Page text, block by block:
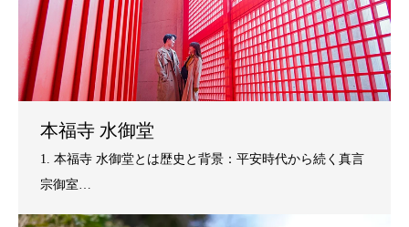
本福寺 水御堂